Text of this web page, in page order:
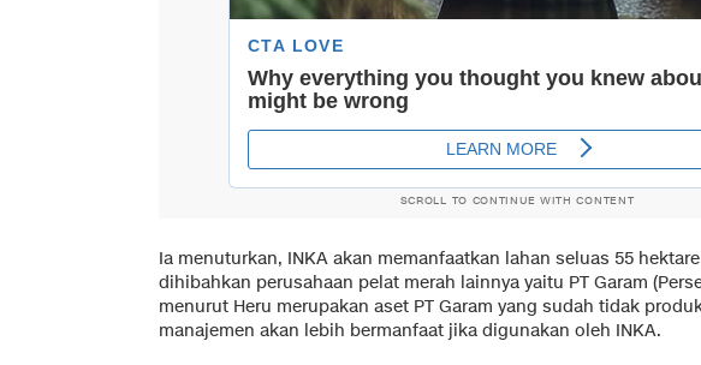
SCROLL TO CONTINUE WITH CONTENT
Ia menuturkan, INKA akan memanfaatkan lahan seluas 55
dihibahkan perusahaan pelat merah lainnya yaitu PT Garam
menurut Heru merupakan aset PT Garam yang sudah tidak
manajemen akan lebih bermanfaat jika digunakan oleh INKA.